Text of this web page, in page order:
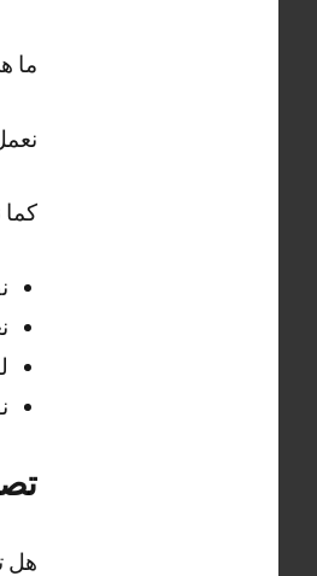
ما
هل